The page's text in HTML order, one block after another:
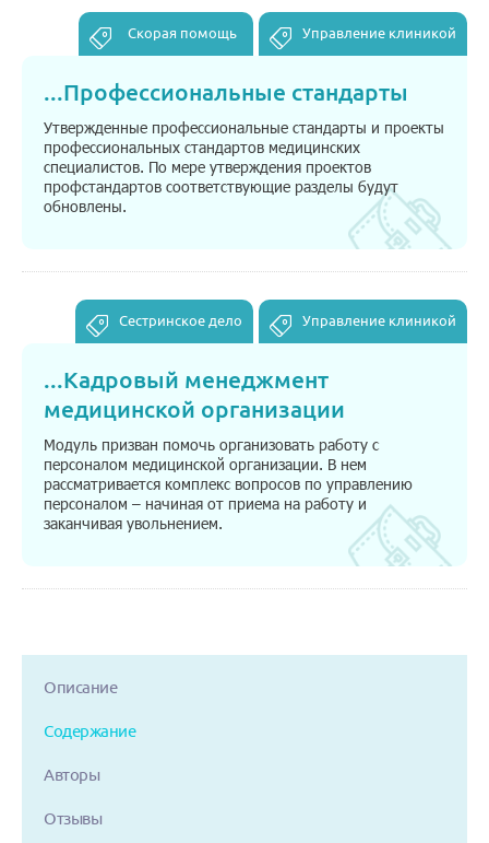
Управление клиникой
Скорая помощь
...Профессиональные стандарты
Утвержденные профессиональные стандарты и проекты
профессиональных стандартов медицинских
специалистов. По мере утверждения проектов
профстандартов соответствующие разделы будут
обновлены.
Управление клиникой
Сестринское дело
...Кадровый менеджмент
медицинской организации
Модуль призван помочь организовать работу с
персоналом медицинской организации. В нем
рассматривается комплекс вопросов по управлению
персоналом – начиная от приема на работу и
заканчивая увольнением.
Описание
Содержание
Авторы
Отзывы